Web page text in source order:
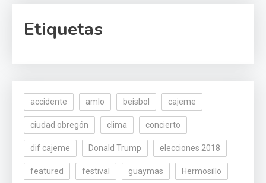
Etiquetas
accidente amlo beisbol cajeme
ciudad obregón clima concierto
dif cajeme Donald Trump elecciones 2018
featured festival guaymas Hermosillo